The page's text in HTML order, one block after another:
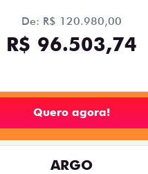
De: R$ 120.980,00
R$ 96.503,74
Quero agora!
ARGO